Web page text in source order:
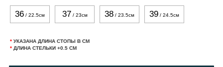
36 / 22.5см 37 / 23см 38 / 23.5см 39 / 24.5см
* УКАЗАНА ДЛИНА СТОПЫ В СМ
* ДЛИНА СТЕЛЬКИ +0.5 СМ